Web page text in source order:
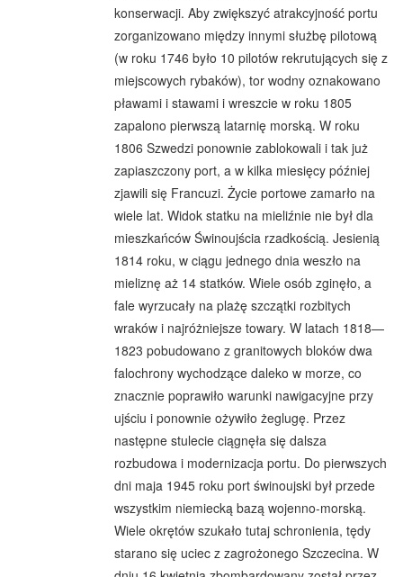
konserwacji. Aby zwiększyć atrakcyjność portu
zorganizowano między innymi służbę pilotową
(w roku 1746 było 10 pilotów rekrutujących się z
miejscowych rybaków), tor wodny oznakowano
pławami i stawami i wreszcie w roku 1805
zapalono pierwszą latarnię morską. W roku
1806 Szwedzi ponownie zablokowali i tak już
zapiaszczony port, a w kilka miesięcy później
zjawili się Francuzi. Życie portowe zamarło na
wiele lat. Widok statku na mieliźnie nie był dla
mieszkańców Świnoujścia rzadkością. Jesienią
1814 roku, w ciągu jednego dnia weszło na
mieliznę aż 14 statków. Wiele osób zginęło, a
fale wyrzucały na plażę szczątki rozbitych
wraków i najróżniejsze towary. W latach 1818—
1823 pobudowano z granitowych bloków dwa
falochrony wychodzące daleko w morze, co
znacznie poprawiło warunki nawigacyjne przy
ujściu i ponownie ożywiło żeglugę. Przez
następne stulecie ciągnęła się dalsza
rozbudowa i modernizacja portu. Do pierwszych
dni maja 1945 roku port świnoujski był przede
wszystkim niemiecką bazą wojenno-morską.
Wiele okrętów szukało tutaj schronienia, tędy
starano się uciec z zagrożonego Szczecina. W